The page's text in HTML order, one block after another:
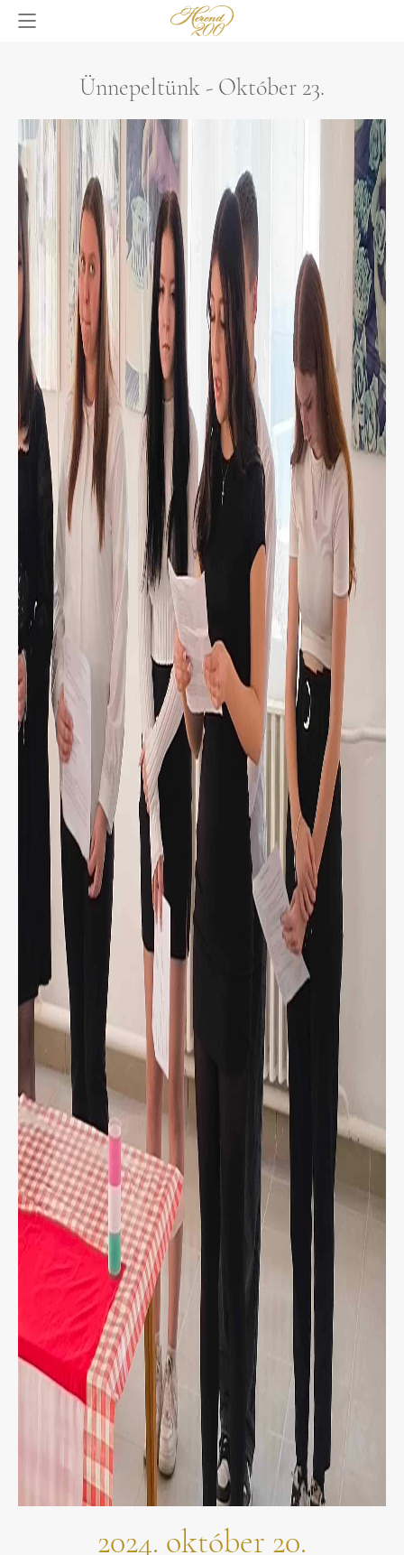
Ünnepeltünk - Október 23.
2024. október 20.